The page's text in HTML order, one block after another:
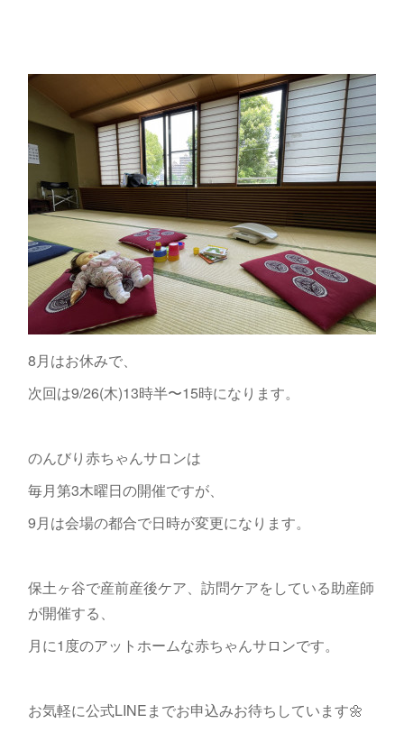
8月はお休みで、
次回は9/26(木)13時半〜15時になります。
のんびり赤ちゃんサロンは
毎月第3木曜日の開催ですが、
9月は会場の都合で日時が変更になります。
保土ヶ谷で産前産後ケア、訪問ケアをしている助産師
が開催する、
月に1度のアットホームな赤ちゃんサロンです。
お気軽に公式LINEまでお申込みお待ちしています🌼